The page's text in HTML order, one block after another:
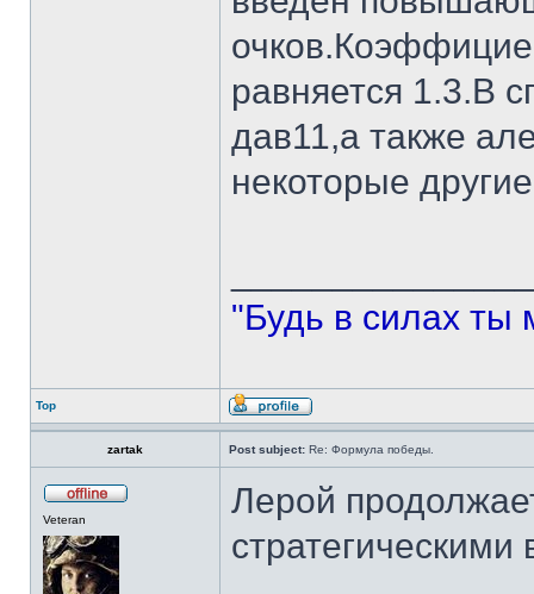
равняется 1.3.В
дав11,а также
некоторые
"Будь в силах ты
Top
zartak Post subject: Re: Формула победы.
Veteran
Лерой